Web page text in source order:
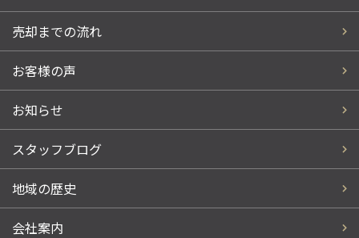
売却までの流れ
お客様の声
お知らせ
スタッフブログ
地域の歴史
会社案内